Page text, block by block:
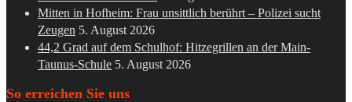
Mitten in Hofheim: Frau unsittlich berührt – Polizei sucht
Zeugen 5. August 2026
44,2 Grad auf dem Schulhof: Hitzegrillen an der Main-
Taunus-Schule 5. August 2026
So erreichen Sie uns